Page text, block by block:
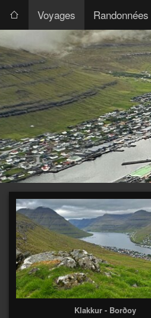
Voyages Randonnées
Klakkur - Borðoy